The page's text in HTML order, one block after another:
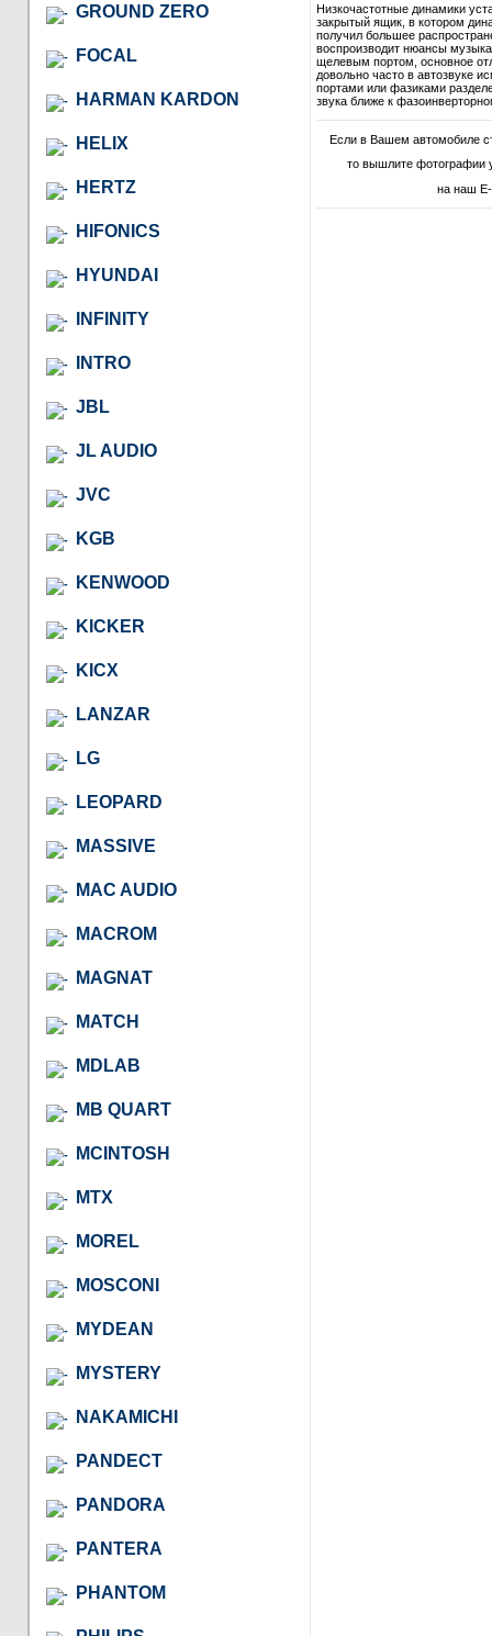
GROUND ZERO
FOCAL
HARMAN KARDON
HELIX
HERTZ
HIFONICS
HYUNDAI
INFINITY
INTRO
JBL
JL AUDIO
JVC
KGB
KENWOOD
KICKER
KICX
LANZAR
LG
LEOPARD
MASSIVE
MAC AUDIO
MACROM
MAGNAT
MATCH
MDLAB
MB QUART
MCINTOSH
MTX
MOREL
MOSCONI
MYDEAN
MYSTERY
NAKAMICHI
PANDECT
PANDORA
PANTERA
PHANTOM
Низкочастотные динамики
закрытый ящик, в котором
получил большее
воспроизводит нюансы
щелевым портом, основное
довольно часто в автозвуке
портами или фазиками
звука ближе к
Если в Вашем автомобиле
то вышлите фотографии
на наш